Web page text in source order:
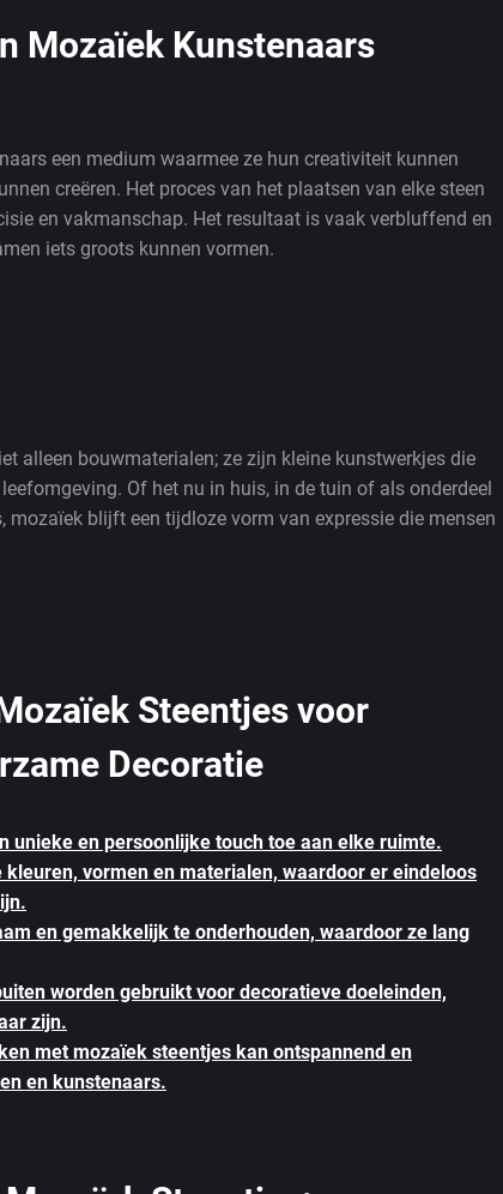
Mozaïek Kunstenaars
een medium waarmee ze hun creativiteit kunnen
creëren. Het proces van het plaatsen van elke steen
en vakmanschap. Het resultaat is vaak verbluffend en
iets groots kunnen vormen.
alleen bouwmaterialen; ze zijn kleine kunstwerkjes die
Of het nu in huis, in de tuin of als onderdeel
blijft een tijdloze vorm van expressie die mensen
Steentjes voor
Decoratie
unieke en persoonlijke touch toe aan elke ruimte.
vormen en materialen, waardoor er eindeloos
en gemakkelijk te onderhouden, waardoor ze lang
worden gebruikt voor decoratieve doeleinden,
zijn.
met mozaïek steentjes kan ontspannend en
en kunstenaars.